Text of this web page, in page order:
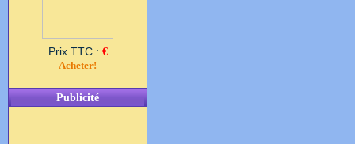
Prix TTC : €
Acheter!
Publicité